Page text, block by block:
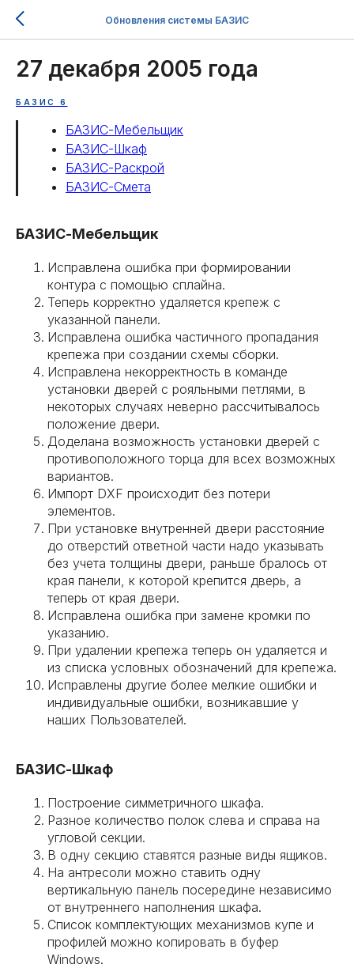
Обновления системы БАЗИС
27 декабря 2005 года
БАЗИС 6
БАЗИС-Мебельщик
БАЗИС-Шкаф
БАЗИС-Раскрой
БАЗИС-Смета
БАЗИС-Мебельщик
Исправлена ошибка при формировании
контура с помощью сплайна.
Теперь корректно удаляется крепеж с
указанной панели.
Исправлена ошибка частичного пропадания
крепежа при создании схемы сборки.
Исправлена некорректность в команде
установки дверей с рояльными петлями, в
некоторых случаях неверно рассчитывалось
положение двери.
Доделана возможность установки дверей с
противоположного торца для всех возможных
вариантов.
Импорт DXF происходит без потери
элементов.
При установке внутренней двери расстояние
до отверстий ответной части надо указывать
без учета толщины двери, раньше бралось от
края панели, к которой крепится дверь, а
теперь от края двери.
Исправлена ошибка при замене кромки по
указанию.
При удалении крепежа теперь он удаляется и
из списка условных обозначений для крепежа.
Исправлены другие более мелкие ошибки и
индивидуальные ошибки, возникавшие у
наших Пользователей.
БАЗИС-Шкаф
Построение симметричного шкафа.
Разное количество полок слева и справа на
угловой секции.
В одну секцию ставятся разные виды ящиков.
На антресоли можно ставить одну
вертикальную панель посередине независимо
от внутреннего наполнения шкафа.
Список комплектующих механизмов купе и
профилей можно копировать в буфер
Windows.